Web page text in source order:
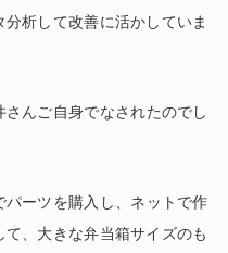
析して改善に活かしていま
さんご自身でなされたのでし
パーツを購入し、ネットで作
、大きな弁当箱サイズのも